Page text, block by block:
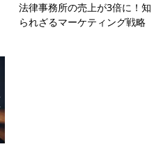
法律事務所の売上が3倍に！知
られざるマーケティング戦略